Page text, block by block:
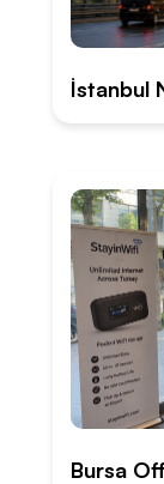
İstanbul
Bursa